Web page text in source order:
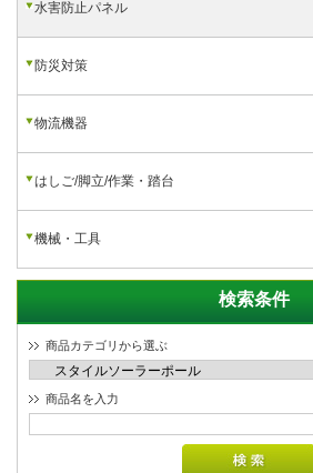
水害防止パネル
防災対策
物流機器
はしご/脚立/作業・踏台
機械・工具
検索条件
商品カテゴリから選ぶ
商品名を入力